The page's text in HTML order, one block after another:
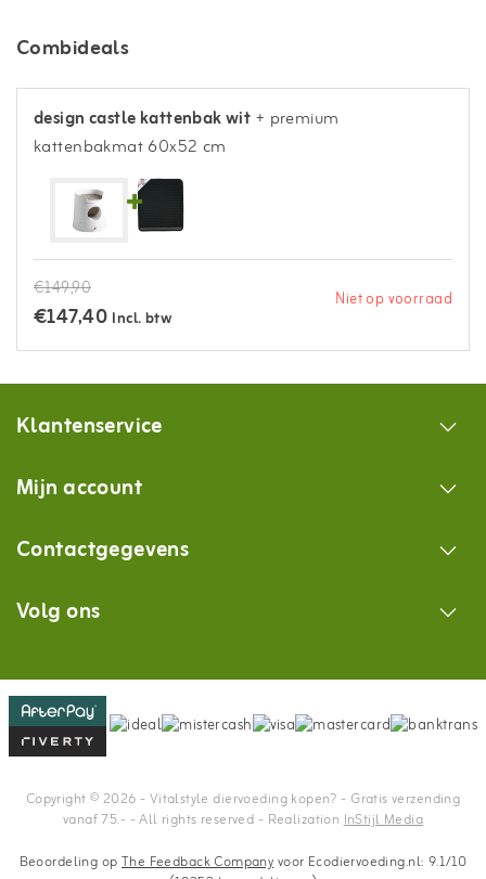
Combideals
design castle kattenbak wit+ premium
kattenbakmat 60x52 cm
€149,90
€147,40 Incl. btw
Niet op voorraad
Klantenservice
Mijn account
Contactgegevens
Volg ons
Copyright © 2026 - Vitalstyle diervoeding kopen? - Gratis verzending
vanaf 75.- - All rights reserved - RealizationInStijl Media
Beoordeling opThe Feedback Companyvoor Ecodiervoeding.nl: 9.1/10